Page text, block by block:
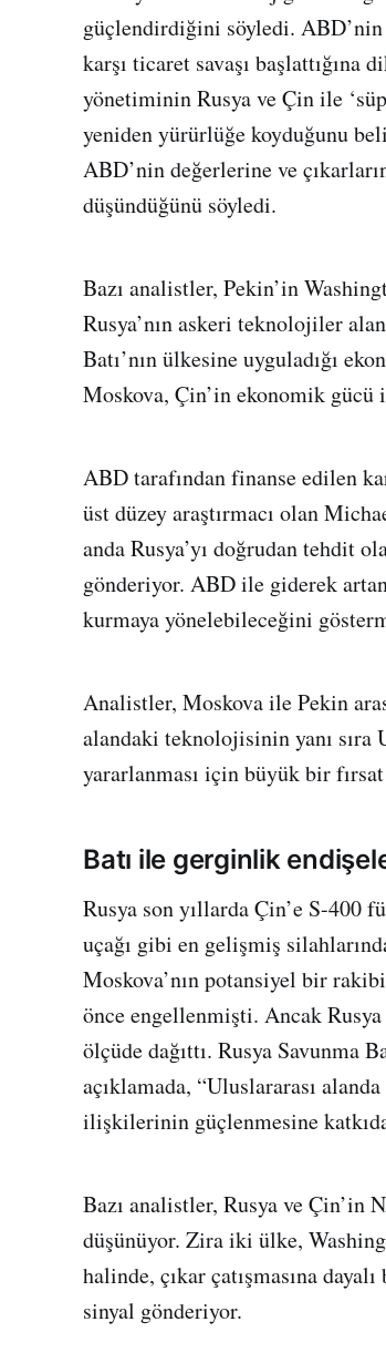
güçlendirdiğini söyledi. ABD’nin
karşı ticaret savaşı başlattığına
yönetiminin Rusya ve Çin ile
yeniden yürürlüğe koyduğunu
ABD’nin değerlerine ve
düşündüğünü söyledi.
Bazı analistler, Pekin’in
Rusya’nın askeri teknolojiler
Batı’nın ülkesine uyguladığı
Moskova, Çin’in ekonomik
ABD tarafından finanse edilen
üst düzey araştırmacı olan
anda Rusya’yı doğrudan tehdit
gönderiyor. ABD ile giderek
kurmaya yönelebileceğini
Analistler, Moskova ile Pekin
alandaki teknolojisinin yanı sıra
yararlanması için büyük bir
Batı ile gerginlik
Rusya son yıllarda Çin’e S-400
uçağı gibi en gelişmiş
Moskova’nın potansiyel bir
önce engellenmişti. Ancak
ölçüde dağıttı. Rusya Savunma
açıklamada, “Uluslararası
ilişkilerinin güçlenmesine
Bazı analistler, Rusya ve
düşünüyor. Zira iki ülke,
halinde, çıkar çatışmasına
sinyal gönderiyor.